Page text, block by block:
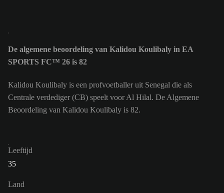
De algemene beoordeling van Kalidou Koulibaly in EA
SPORTS FC™ 26 is 82
Kalidou Koulibaly is een profvoetballer uit Senegal die als
Centrale verdediger (CB) speelt voor Al Hilal. De Algemene
Beoordeling van Kalidou Koulibaly is 82.
Leeftijd
35
Land